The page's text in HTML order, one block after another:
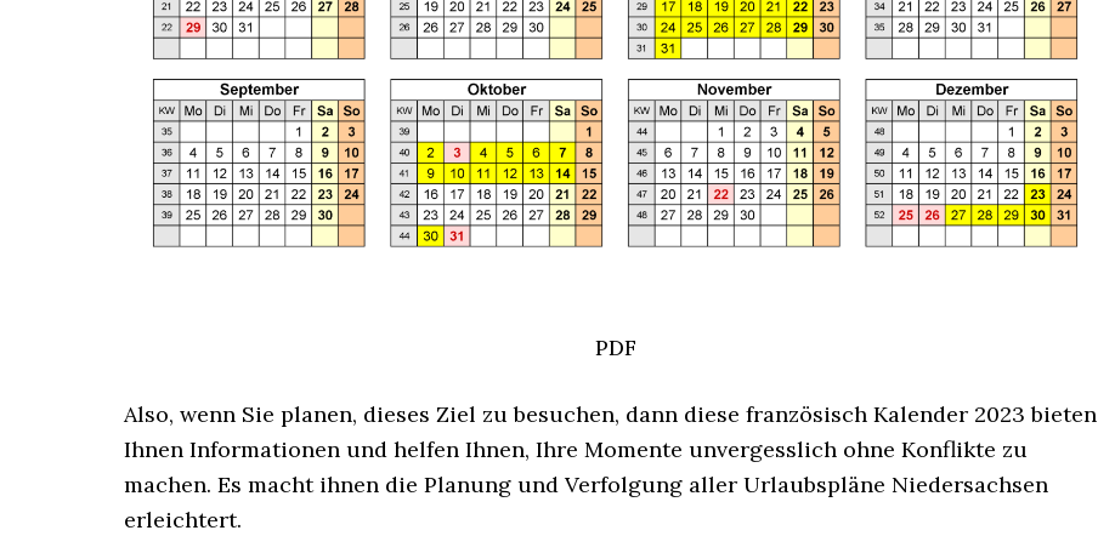
PDF
Also, wenn Sie planen, dieses Ziel zu besuchen, dann diese französisch Kalender 2023 bieten
Ihnen Informationen und helfen Ihnen, Ihre Momente unvergesslich ohne Konflikte zu
machen. Es macht ihnen die Planung und Verfolgung aller Urlaubspläne Niedersachsen
erleichtert.